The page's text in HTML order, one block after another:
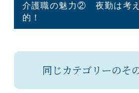
介護職の魅力② 夜勤は考
的！
同じカテゴリーのそ